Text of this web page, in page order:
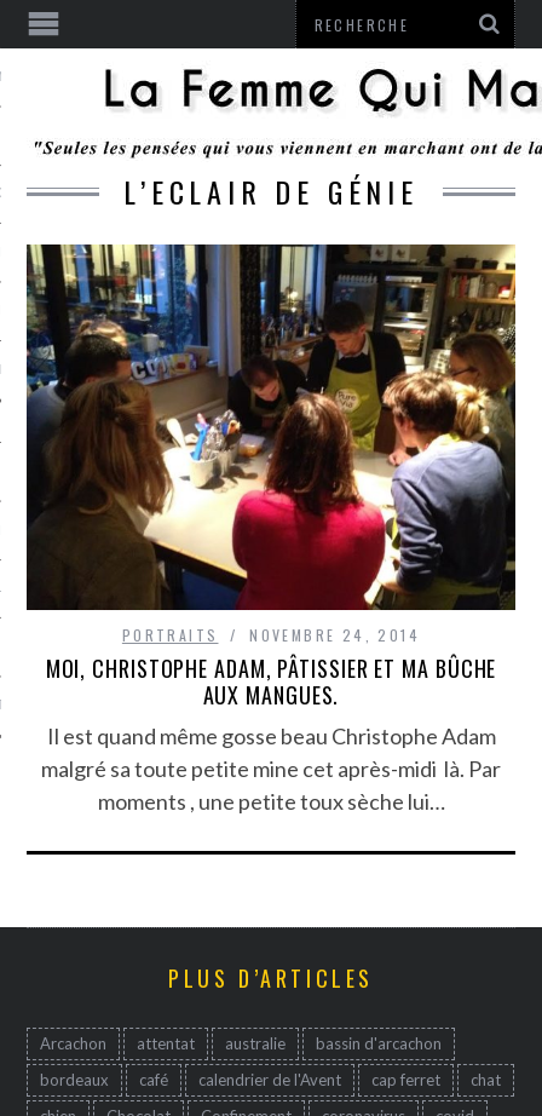
RESTER
ARCACHON
L’ECLAIR DE GÉNIE
PORTRAITS NOVEMBRE 24, 2014
MOI, CHRISTOPHE ADAM, PÂTISSIER ET MA BÛCHE
AUX MANGUES.
Il est quand même gosse beau Christophe Adam
malgré sa toute petite mine cet après-midi là. Par
moments , une petite toux sèche lui…
PLUS D’ARTICLES
Arcachon attentat australie
bassin d'arcachon
bordeaux
café calendrier de l'Avent cap ferret
chat